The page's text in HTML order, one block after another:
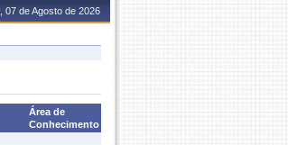
07 de Agosto de 2026
Área de
Conhecimento